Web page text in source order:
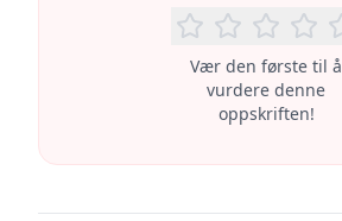
Vær den første til å
vurdere denne
oppskriften!